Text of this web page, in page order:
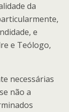
da
e
e Teólogo,
necessárias
não a